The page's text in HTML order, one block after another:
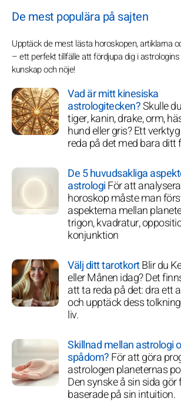
De mest populära på sajten
Upptäck de mest lästa horoskopen, artiklarna
– ett perfekt tillfälle att fördjupa dig i
kunskap och nöje!
Vad är mitt kinesiska
astrologitecken?Skulle
tiger, kanin, drake, orm,
hund eller gris? Ett
reda på det med bara ditt
De 5 huvudsakliga
astrologiFör att
horoskop måste man
aspekterna mellan
trigon, kvadratur,
konjunktion
Välj ditt tarotkortBlir du
eller Månen idag? Det
att ta reda på det: dra ett
och upptäck dess
liv.
Skillnad mellan astrologi
spådom?För att göra
astrologen planeternas
Den synske å sin sida
baserade på sin intuition.